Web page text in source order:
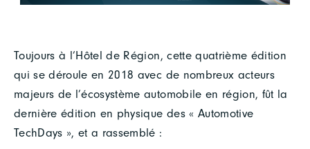
Toujours à l’Hôtel de Région, cette quatrième édition
qui se déroule en 2018 avec de nombreux acteurs
majeurs de l’écosystème automobile en région, fût la
dernière édition en physique des « Automotive
TechDays », et a rassemblé :